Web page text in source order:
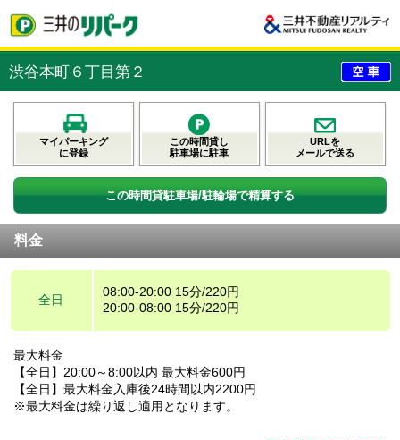
渋谷本町６丁目第２
マイパーキング
に登録
この時間貸し
駐車場に駐車
URLを
メールで送る
この時間貸駐車場/駐輪場で精算する
料金
全日
08:00-20:00 15分/220円
20:00-08:00 15分/220円
最大料金
【全日】20:00～8:00以内 最大料金600円
【全日】最大料金入庫後24時間以内2200円
※最大料金は繰り返し適用となります。